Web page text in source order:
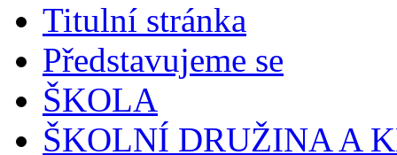
Titulní stránka
Představujeme se
ŠKOLA
ŠKOLNÍ DRUŽINA A